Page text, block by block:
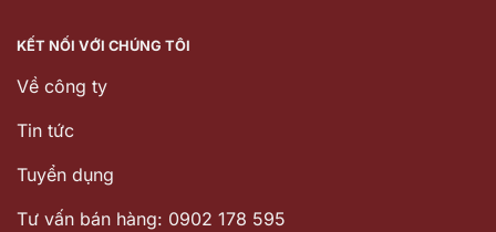
KẾT NỐI VỚI CHÚNG TÔI
Về công ty
Tin tức
Tuyển dụng
Tư vấn bán hàng: 0902 178 595